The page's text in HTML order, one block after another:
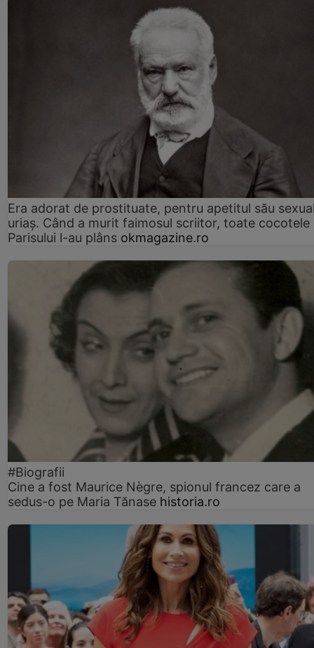
Era adorat de prostituate, pentru apetitul său
uriaș. Când a murit faimosul scriitor, toate cocotele
Parisului l-au plâns okmagazine.ro
#Biografii
Cine a fost Maurice Nègre, spionul francez care a
sedus-o pe Maria Tănase historia.ro